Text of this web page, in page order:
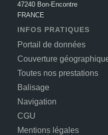
47240 Bon-Encontre
FRANCE
INFOS PRATIQUES
Portail de données
Couverture
Toutes nos prestations
Balisage
Navigation
CGU
Mentions légales